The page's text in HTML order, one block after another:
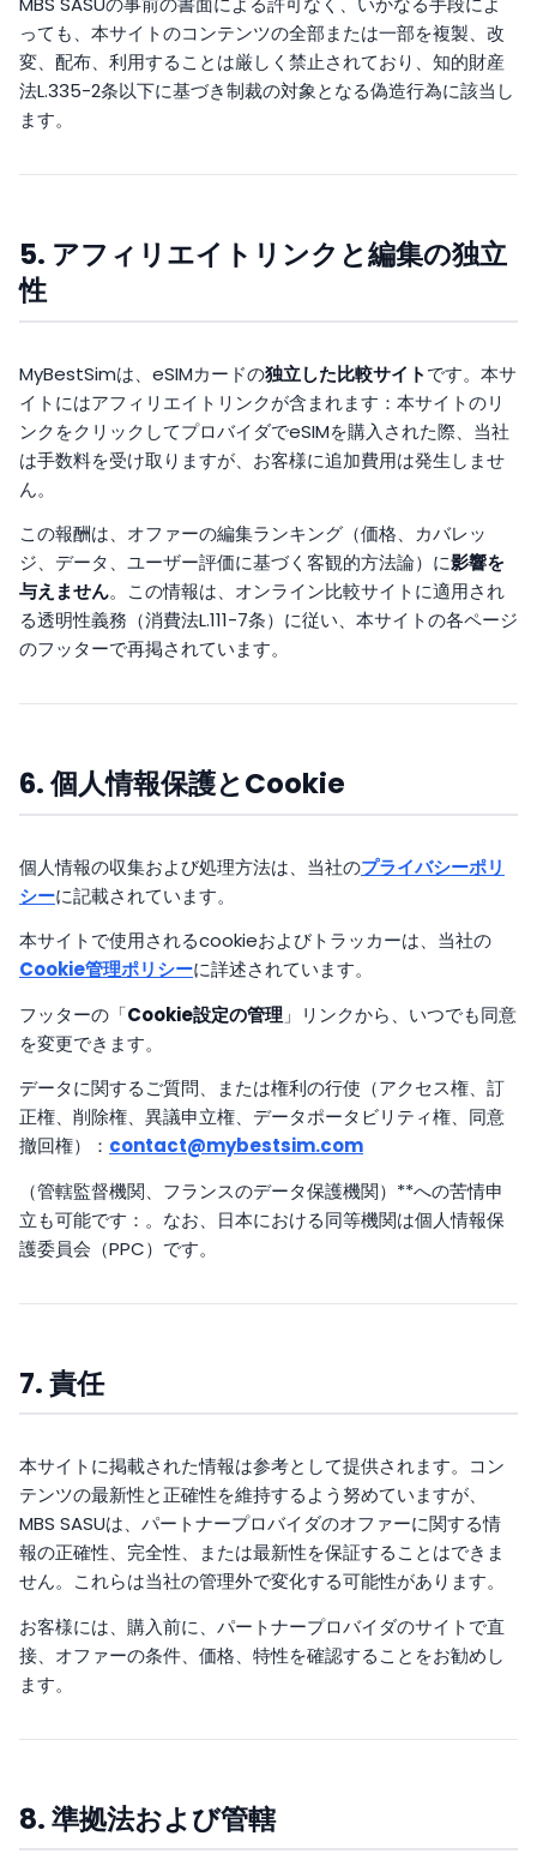
っても、本サイトのコンテンツの全部または一部を複製、改
変、配布、利用することは厳しく禁止されており、知的財産
法L.335-2条以下に基づき制裁の対象となる偽造行為に該当し
ます。
5. アフィリエイトリンクと編集の独立
性
MyBestSimは、eSIMカードの独立した比較サイトです。本サ
イトにはアフィリエイトリンクが含まれます：本サイトのリ
ンクをクリックしてプロバイダでeSIMを購入された際、当社
は手数料を受け取りますが、お客様に追加費用は発生しませ
ん。
この報酬は、オファーの編集ランキング（価格、カバレッ
ジ、データ、ユーザー評価に基づく客観的方法論）に影響を
与えません。この情報は、オンライン比較サイトに適用され
る透明性義務（消費法L.111-7条）に従い、本サイトの各ページ
のフッターで再掲されています。
6. 個人情報保護とCookie
個人情報の収集および処理方法は、当社のプライバシーポリ
シーに記載されています。
本サイトで使用されるcookieおよびトラッカーは、当社の
Cookie管理ポリシーに詳述されています。
フッターの「Cookie設定の管理 」リンクから、いつでも同意
を変更できます。
データに関するご質問、または権利の行使（アクセス権、訂
正権、削除権、異議申立権、データポータビリティ権、同意
撤回権）： contact@mybestsim.com
（管轄監督機関、フランスのデータ保護機関）**への苦情申
立も可能です：。なお、日本における同等機関は個人情報保
護委員会（PPC）です。
7. 責任
本サイトに掲載された情報は参考として提供されます。コン
テンツの最新性と正確性を維持するよう努めていますが、
MBS SASUは、パートナープロバイダのオファーに関する情
報の正確性、完全性、または最新性を保証することはできま
せん。これらは当社の管理外で変化する可能性があります。
お客様には、購入前に、パートナープロバイダのサイトで直
接、オファーの条件、価格、特性を確認することをお勧めし
ます。
8. 準拠法および管轄